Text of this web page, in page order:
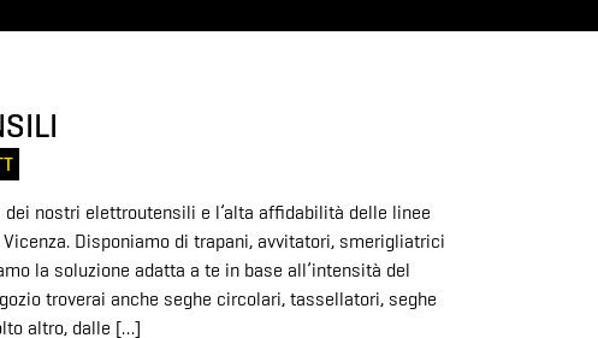
nostri elettroutensili e l’alta affidabilità delle linee
Disponiamo di trapani, avvitatori, smerigliatrici
la soluzione adatta a te in base all’intensità del
troverai anche seghe circolari, tassellatori, seghe
altro, dalle […]